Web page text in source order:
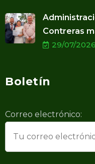
Contreras
29/07/2026
Boletín
Correo electrónico: